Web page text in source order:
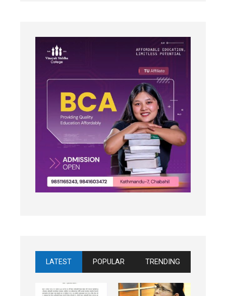
LATEST POPULAR TRENDING